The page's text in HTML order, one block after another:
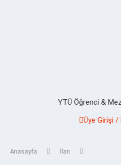
YTÜ Öğrenci &
Üye Girişi /
Anasayfa İlan